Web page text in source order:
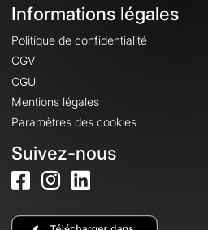
Informations légales
Politique de confidentialité
CGV
CGU
Mentions légales
Paramètres des cookies
Suivez-nous